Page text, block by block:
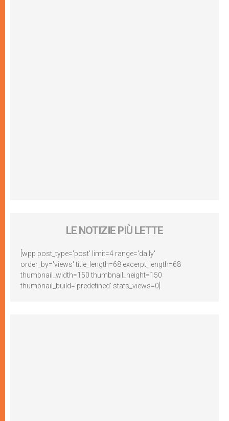
LE NOTIZIE PIÙ LETTE
[wpp post_type='post' limit=4 range='daily'
order_by='views' title_length=68 excerpt_length=68
thumbnail_width=150 thumbnail_height=150
thumbnail_build='predefined' stats_views=0]